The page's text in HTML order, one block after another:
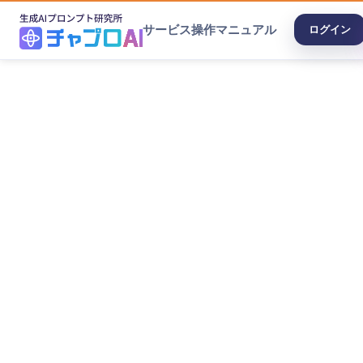
サービス操作マニュアル ログイン